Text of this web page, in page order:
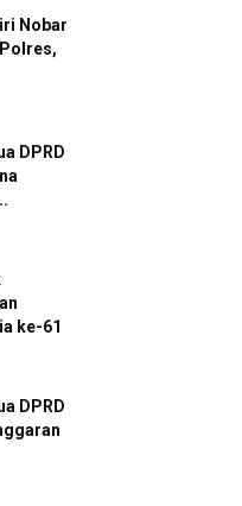
Nobar
DPRD
ke-61
DPRD